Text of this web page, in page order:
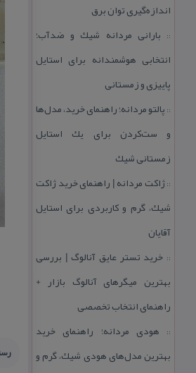
اندازه‌گیری توان برق
:: بارانی مردانه شیك و ضدآب؛
انتخابی هوشمندانه برای استایل
پاییزی و زمستانی
:: پالتو مردانه؛ راهنمای خرید، مدل‌ها
و ست‌كردن برای یك استایل
زمستانی شیك
::ژاكت مردانه | راهنمای خرید ژاكت
شیك، گرم و كاربردی برای استایل
آقایان
:: خرید تستر عایق آنالوگ | بررسی
بهترین میگرهای آنالوگ بازار +
راهنمای انتخاب تخصصی
:: هودی مردانه؛ راهنمای خرید
بهترین مدل‌های هودی شیك، گرم و